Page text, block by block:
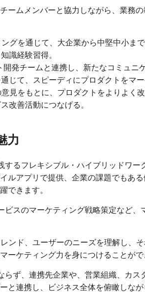
ームメンバーと協力しながら、業務
グを通じて、大企業から中堅中小ま
識経験習得。
開発チームと連携し、新たなコミュニ
じて、スピーディにプロダクトをマー
見をもとに、プロダクトをよりよく
改善活動につなげる。
力
するフレキシブル・ハイブリッドワー
ルアプリで提供、企業の課題でもあ
できます。
ビスのマーケティング戦略策定など、
ンド、ユーザーのニーズを理解し、
ーケティング力を身につけることがで
らず、連携先企業や、営業組織、カス
と連携し、ビジネス全体を俯瞰しな